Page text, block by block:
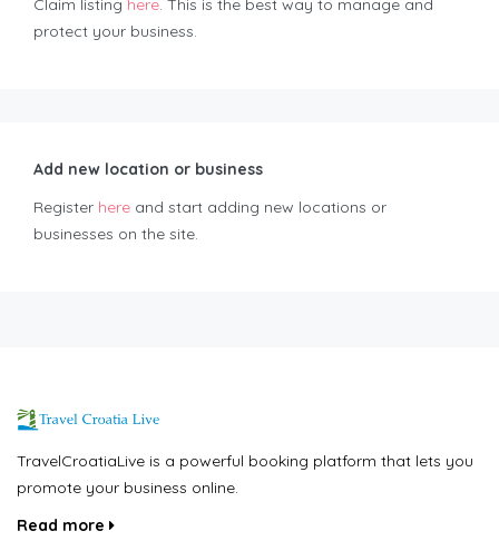
Claim listing here. This is the best way to manage and
protect your business.
Add new location or business
Register here and start adding new locations or
businesses on the site.
TravelCroatiaLive is a powerful booking platform that lets you
promote your business online.
Read more